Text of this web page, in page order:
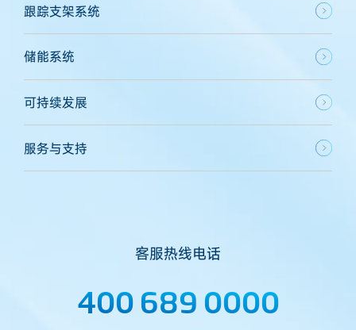
跟踪支架系统
储能系统
可持续发展
服务与支持
客服热线电话
400 689 0000